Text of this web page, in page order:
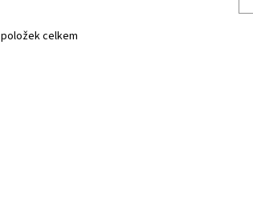
O
položek celkem